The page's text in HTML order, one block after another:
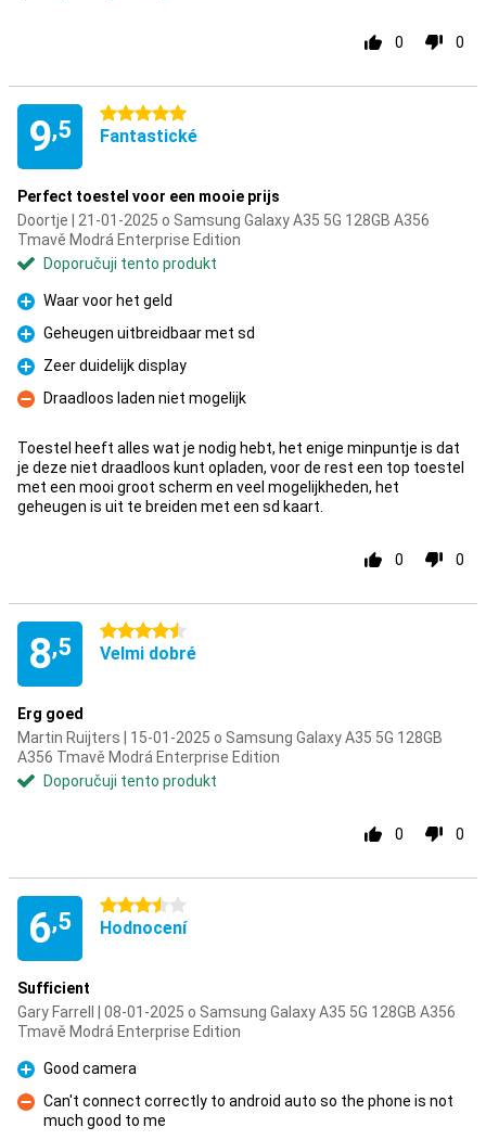
0 0
9,5
5 hvězdičky
Fantastické
Perfect toestel voor een mooie prijs
Doortje | 21-01-2025 o Samsung Galaxy A35 5G 128GB A356
Tmavě Modrá Enterprise Edition
Doporučuji tento produkt
Pro
Waar voor het geld
Pro
Geheugen uitbreidbaar met sd
Pro
Zeer duidelijk display
Proti
Draadloos laden niet mogelijk
Toestel heeft alles wat je nodig hebt, het enige minpuntje is dat
je deze niet draadloos kunt opladen, voor de rest een top toestel
met een mooi groot scherm en veel mogelijkheden, het
geheugen is uit te breiden met een sd kaart.
0 0
8,5
4.5 hvězdičky
Velmi dobré
Erg goed
Martin Ruijters | 15-01-2025 o Samsung Galaxy A35 5G 128GB
A356 Tmavě Modrá Enterprise Edition
Doporučuji tento produkt
0 0
6,5
3.5 hvězdičky
Hodnocení
Sufficient
Gary Farrell | 08-01-2025 o Samsung Galaxy A35 5G 128GB A356
Tmavě Modrá Enterprise Edition
Pro
Good camera
Proti
Can't connect correctly to android auto so the phone is not
much good to me